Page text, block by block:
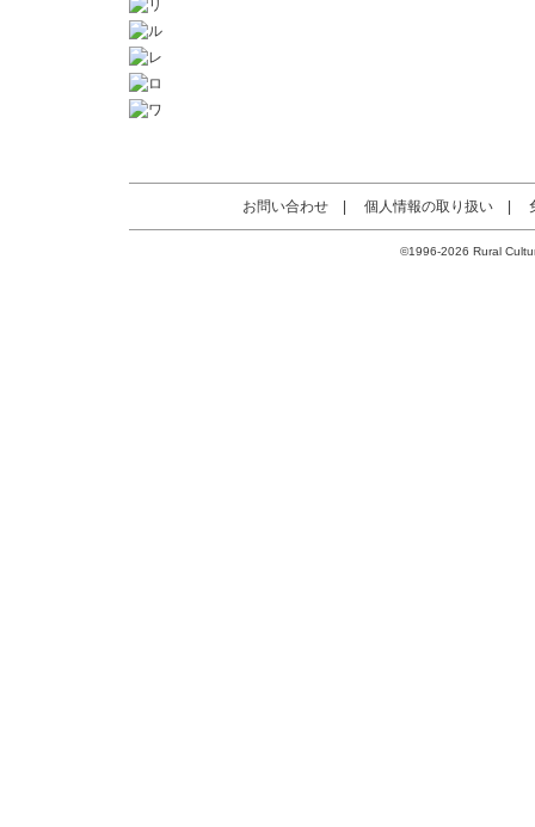
お問い合わせ | 個人情報の取り扱い |
©1996-2026 Rural